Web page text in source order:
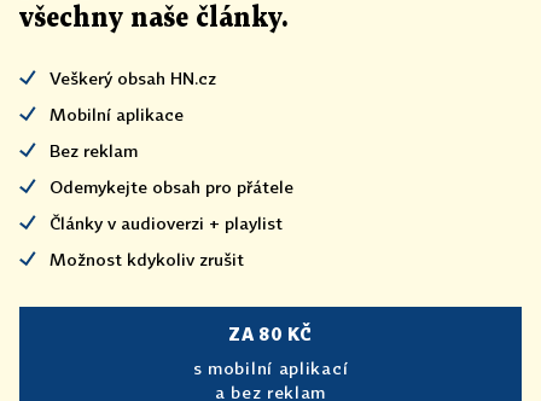
všechny naše články.
Veškerý obsah HN.cz
Mobilní aplikace
Bez reklam
Odemykejte obsah pro přátele
Články v audioverzi + playlist
Možnost kdykoliv zrušit
ZA 80 KČ
s mobilní aplikací
a bez reklam